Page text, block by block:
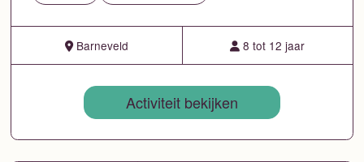
Barneveld 8 tot 12 jaar
Activiteit bekijken